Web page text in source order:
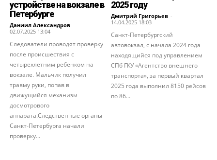
устройстве на вокзале в
Петербурге
Даниил Александров -
02.07.2025 13:04
Следователи проводят проверку
после происшествия с
четырехлетним ребенком на
вокзале. Мальчик получил
травму руки, попав в
движущийся механизм
досмотрового
аппарата.Следственные органы
Санкт-Петербурга начали
проверку...
2025 году
Дмитрий Григорьев -
14.04.2025 18:03
Санкт-Петербургский
автовокзал, с начала 2024 года
находящийся под управлением
СПб ГКУ «Агентство внешнего
транспорта», за первый квартал
2025 года выполнил 8150 рейсов
по 86...